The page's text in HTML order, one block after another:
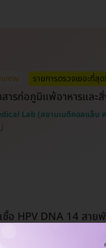
รายการตรวจเยอะที่สุด!
สารก่อภูมิแพ้อาหารและ
Lab (สยามเมดิคอลแล็บ
ชื้อ HPV DNA 14 สาย
Lab (สยามเมดิคอลแล็บ